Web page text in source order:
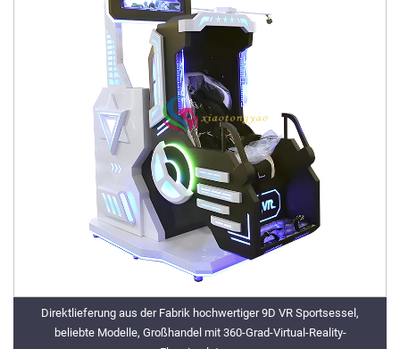
Direktlieferung aus der Fabrik hochwertiger 9D VR Sportsessel,
beliebte Modelle, Großhandel mit 360-Grad-Virtual-Reality-